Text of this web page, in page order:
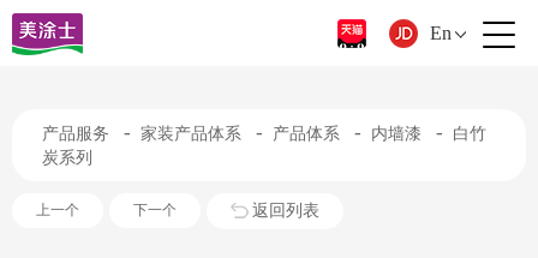
En
产品服务 - 家装产品体系 - 产品体系 - 内墙漆 -
白竹
炭系列
上一个 下一个 返回列表